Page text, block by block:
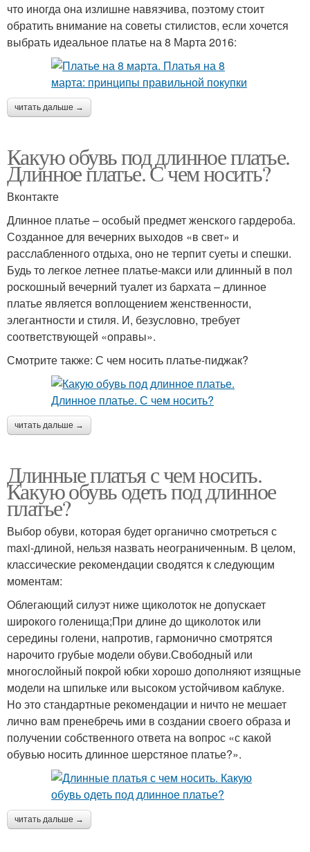
что иногда она излишне навязчива, поэтому стоит
обратить внимание на советы стилистов, если хочется
выбрать идеальное платье на 8 Марта 2016:
читать дальше →
Какую обувь под длинное платье.
Длинное платье. С чем носить?
Вконтакте
Длинное платье – особый предмет женского гардероба.
Созданное для вечерних выходов «в свет» и
расслабленного отдыха, оно не терпит суеты и спешки.
Будь то легкое летнее платье-макси или длинный в пол
роскошный вечерний туалет из бархата – длинное
платье является воплощением женственности,
элегантности и стиля. И, безусловно, требует
соответствующей «оправы».
Смотрите также: С чем носить платье-пиджак?
читать дальше →
Длинные платья с чем носить.
Какую обувь одеть под длинное
платье?
Выбор обуви, которая будет органично смотреться с
maxi-длиной, нельзя назвать неограниченным. В целом,
классические рекомендации сводятся к следующим
моментам:
Облегающий силуэт ниже щиколоток не допускает
широкого голенища;При длине до щиколоток или
середины голени, напротив, гармонично смотрятся
нарочито грубые модели обуви.Свободный или
многослойный покрой юбки хорошо дополняют изящные
модели на шпильке или высоком устойчивом каблуке.
Но это стандартные рекомендации и ничто не мешает
лично вам пренебречь ими в создании своего образа и
получении собственного ответа на вопрос «с какой
обувью носить длинное шерстяное платье?».
читать дальше →